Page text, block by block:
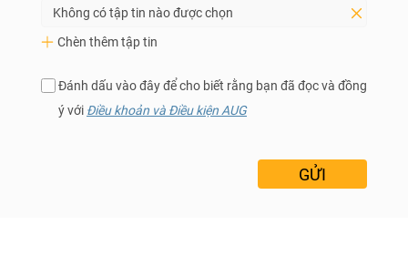
Không có tập tin nào được chọn
Chèn thêm tập tin
Đánh dấu vào đây để cho biết rằng bạn đã đọc và đồng
ý với Điều khoản và Điều kiện AUG